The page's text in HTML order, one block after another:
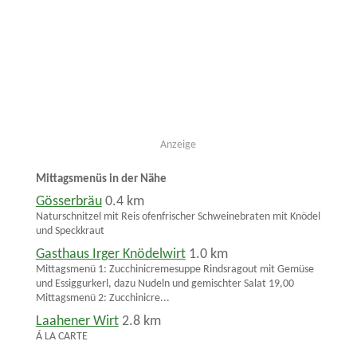
Anzeige
Mittagsmenüs in der Nähe
Gösserbräu 0.4 km
Naturschnitzel mit Reis ofenfrischer Schweinebraten mit Knödel
und Speckkraut
Gasthaus Irger Knödelwirt 1.0 km
Mittagsmenü 1: Zucchinicremesuppe Rindsragout mit Gemüse
und Essiggurkerl, dazu Nudeln und gemischter Salat 19,00
Mittagsmenü 2: Zucchinicre...
Laahener Wirt 2.8 km
Á LA CARTE